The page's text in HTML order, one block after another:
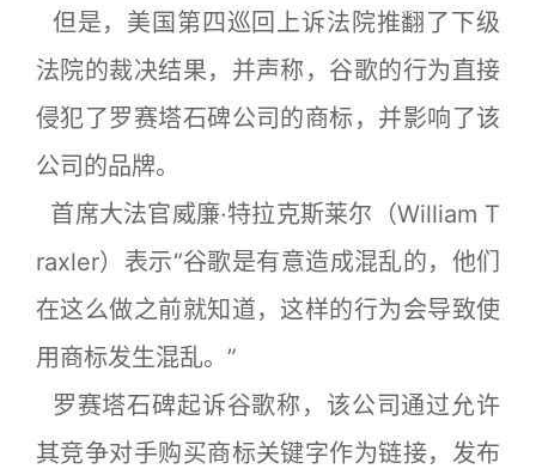
但是，美国第四巡回上诉法院推翻了下级
法院的裁决结果，并声称，谷歌的行为直接
侵犯了罗赛塔石碑公司的商标，并影响了该
公司的品牌。
首席大法官威廉·特拉克斯莱尔（William T
raxler）表示“谷歌是有意造成混乱的，他们
在这么做之前就知道，这样的行为会导致使
用商标发生混乱。”
罗赛塔石碑起诉谷歌称，该公司通过允许
其竞争对手购买商标关键字作为链接，发布